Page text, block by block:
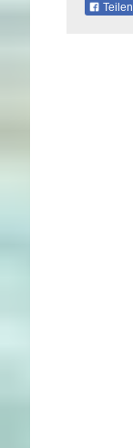
Teilen